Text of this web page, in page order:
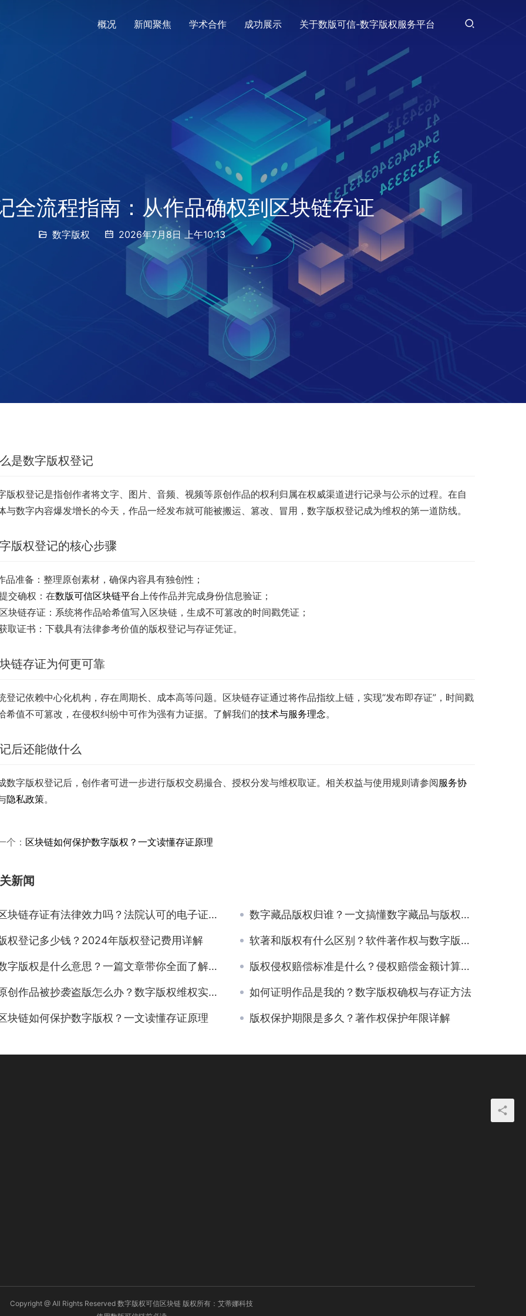
概况 新闻聚焦 学术合作 成功展示 关于数版可信-数字版权服务平台
全流程指南：从作品确权到区块链存证
数字版权 2026年7月8日 上午10:13
是数字版权登记
版权登记是指创作者将文字、图片、音频、视频等原创作品的权利归属在权威渠道进行记录与公示的过程。在自
与数字内容爆发增长的今天，作品一经发布就可能被搬运、篡改、冒用，数字版权登记成为维权的第一道防线。
版权登记的核心步骤
品准备：整理原创素材，确保内容具有独创性；
交确权：在数版可信区块链平台上传作品并完成身份信息验证；
块链存证：系统将作品哈希值写入区块链，生成不可篡改的时间戳凭证；
取证书：下载具有法律参考价值的版权登记与存证凭证。
链存证为何更可靠
登记依赖中心化机构，存在周期长、成本高等问题。区块链存证通过将作品指纹上链，实现“发布即存证”，时间戳
希值不可篡改，在侵权纠纷中可作为强有力证据。了解我们的技术与服务理念。
后还能做什么
数字版权登记后，创作者可进一步进行版权交易撮合、授权分发与维权取证。相关权益与使用规则请参阅服务协
隐私政策。
个： 区块链如何保护数字版权？一文读懂存证原理
新闻
块链存证有法律效力吗？法院认可的电子证据标准 数字藏品版权归谁？一文搞懂数字藏品与版权的关系
权登记多少钱？2024年版权登记费用详解 软著和版权有什么区别？软件著作权与数字版权对比
字版权是什么意思？一篇文章带你全面了解数字版权 版权侵权赔偿标准是什么？侵权赔偿金额计算方法
创作品被抄袭盗版怎么办？数字版权维权实操指南 如何证明作品是我的？数字版权确权与存证方法
块链如何保护数字版权？一文读懂存证原理 版权保护期限是多久？著作权保护年限详解
Copyright @ All Rights Reserved 数字版权可信区块链 版权所有：艾蒂娜科技